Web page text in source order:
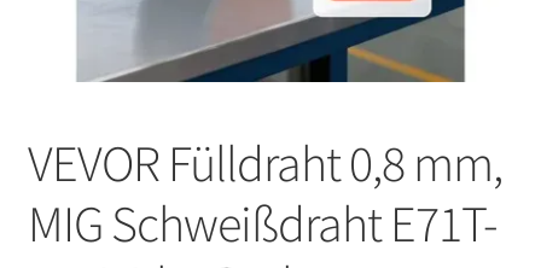
VEVOR Fülldraht 0,8 mm,
MIG Schweißdraht E71T-